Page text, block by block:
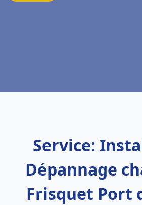
Service:
Dépannage
Frisquet Port